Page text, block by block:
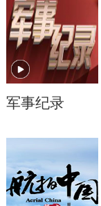
军事纪录